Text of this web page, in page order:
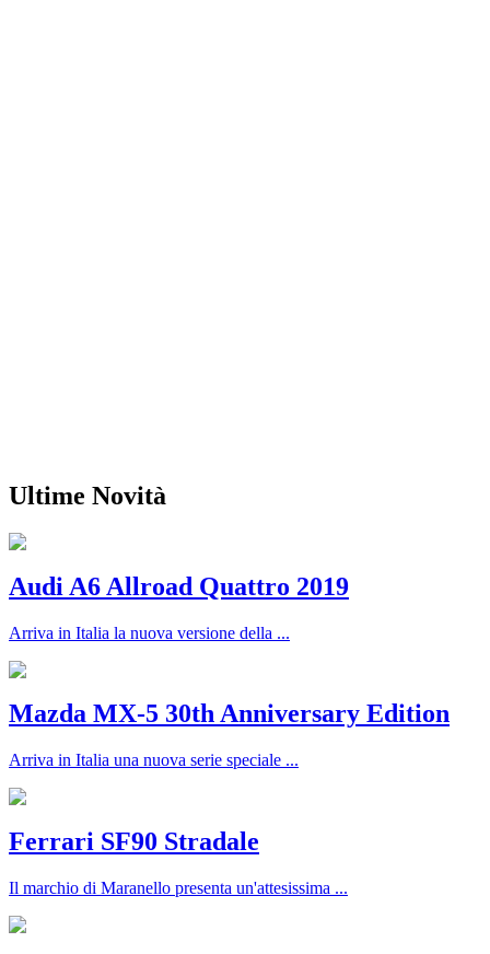
Ultime Novità
Audi A6 Allroad Quattro 2019
Arriva in Italia la nuova versione della ...
Mazda MX-5 30th Anniversary Edition
Arriva in Italia una nuova serie speciale ...
Ferrari SF90 Stradale
Il marchio di Maranello presenta un'attesissima ...